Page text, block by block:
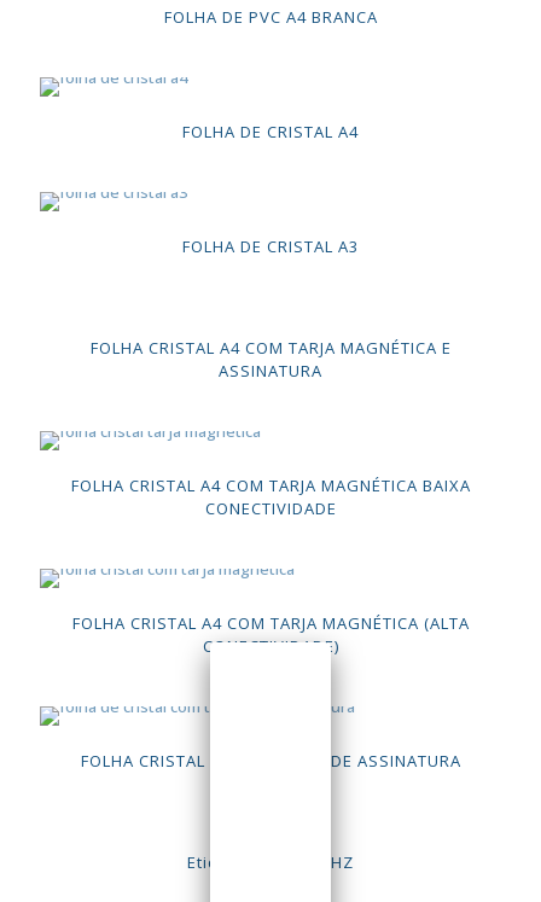
FOLHA DE PVC A4 BRANCA
FOLHA DE CRISTAL A4
FOLHA DE CRISTAL A3
FOLHA CRISTAL A4 COM TARJA MAGNÉTICA E
ASSINATURA
FOLHA CRISTAL A4 COM TARJA MAGNÉTICA BAIXA
CONECTIVIDADE
FOLHA CRISTAL A4 COM TARJA MAGNÉTICA (ALTA
CONECTIVIDADE)
FOLHA CRISTAL A4 COM TARJA DE ASSINATURA
Etiqueta EM 125KHZ